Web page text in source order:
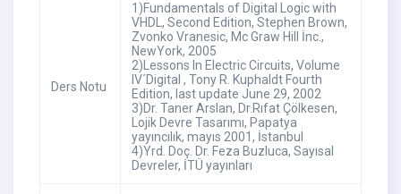
Ders Notu
1)Fundamentals of Digital Logic with
VHDL, Second Edition, Stephen Brown,
Zvonko Vranesic, Mc Graw Hill İnc.,
NewYork, 2005
2)Lessons In Electric Circuits, Volume
IV´Digital , Tony R. Kuphaldt Fourth
Edition, last update June 29, 2002
3)Dr. Taner Arslan, Dr.Rıfat Çölkesen,
Lojik Devre Tasarımı, Papatya
yayıncılık, mayıs 2001, İstanbul
4)Yrd. Doç. Dr. Feza Buzluca, Sayısal
Devreler, İTÜ yayınları